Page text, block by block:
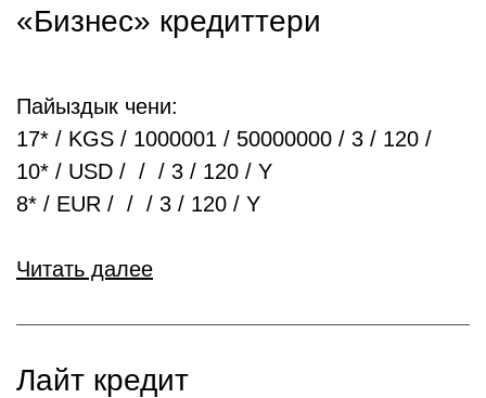
«Бизнес» кредиттери
Пайыздык чени:
17* / KGS / 1000001 / 50000000 / 3 / 120 /
10* / USD / / / 3 / 120 / Y
8* / EUR / / / 3 / 120 / Y
Читать далее
Лайт кредит